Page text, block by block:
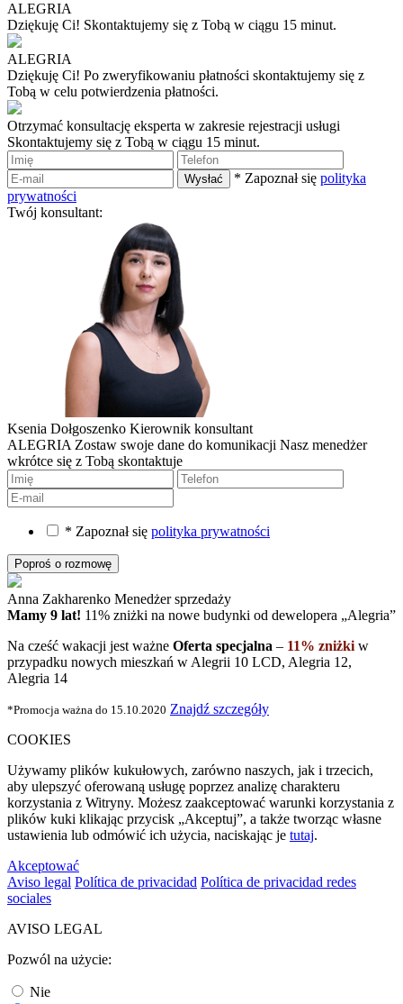
ALEGRIA
Dziękuję Ci! Skontaktujemy się z Tobą w ciągu 15 minut.
ALEGRIA
Dziękuję Ci! Po zweryfikowaniu płatności skontaktujemy się z
Tobą w celu potwierdzenia płatności.
Otrzymać konsultację eksperta w zakresie rejestracji usługi
Skontaktujemy się z Tobą w ciągu 15 minut.
* Zapoznał się polityka
prywatności
Twój konsultant:
Ksenia Dołgoszenko Kierownik konsultant
ALEGRIA Zostaw swoje dane do komunikacji Nasz menedżer
wkrótce się z Tobą skontaktuje
* Zapoznał się polityka prywatności
Anna Zakharenko Menedżer sprzedaży
Mamy 9 lat! 11% zniżki na nowe budynki od dewelopera „Alegria”
Na cześć wakacji jest ważne Oferta specjalna – 11% zniżki w
przypadku nowych mieszkań w Alegrii 10 LCD, Alegria 12,
Alegria 14
*Promocja ważna do 15.10.2020 Znajdź szczegóły
COOKIES
Używamy plików kukułowych, zarówno naszych, jak i trzecich,
aby ulepszyć oferowaną usługę poprzez analizę charakteru
korzystania z Witryny. Możesz zaakceptować warunki korzystania z
plików kuki klikając przycisk „Akceptuj”, a także tworząc własne
ustawienia lub odmówić ich użycia, naciskając je tutaj.
Akceptować
Aviso legal Política de privacidad Política de privacidad redes
sociales
AVISO LEGAL
Pozwól na użycie:
Nie